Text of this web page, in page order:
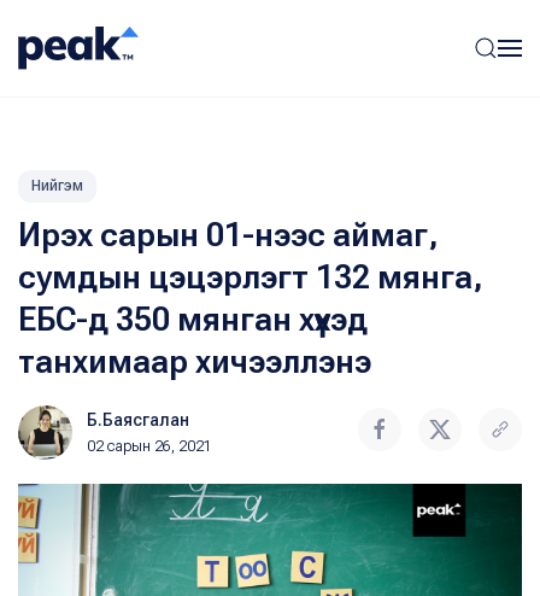
Нийгэм
Ирэх сарын 01-нээс аймаг,
сумдын цэцэрлэгт 132 мянга,
ЕБС-д 350 мянган хүүхэд
танхимаар хичээллэнэ
Б.Баясгалан
02 сарын 26, 2021